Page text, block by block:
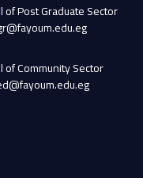
of Post Graduate Sector
of Community Sector